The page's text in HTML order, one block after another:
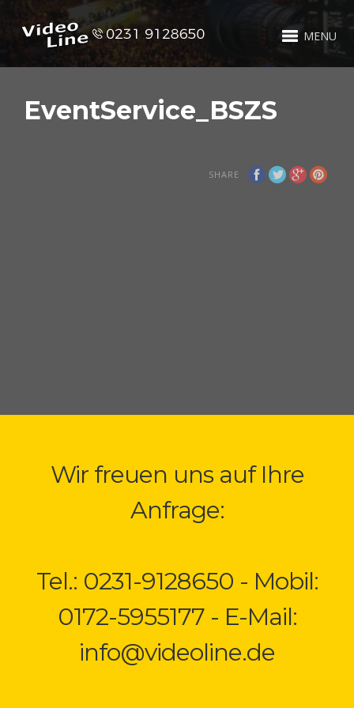
MENU
EventService_BSZS
SHARE
Wir freuen uns auf Ihre
Anfrage:
Tel.: 0231-9128650 - Mobil:
0172-5955177 - E-Mail:
info@videoline.de